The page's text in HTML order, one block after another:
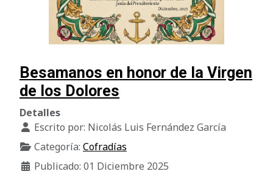
Besamanos en honor de la Virgen
de los Dolores
Detalles
Escrito por: Nicolás Luis Fernández García
Categoría: Cofradías
Publicado: 01 Diciembre 2025